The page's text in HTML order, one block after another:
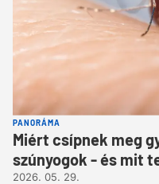
PANORÁMA
Miért csípnek meg
szúnyogok - és mit
2026. 05. 29.